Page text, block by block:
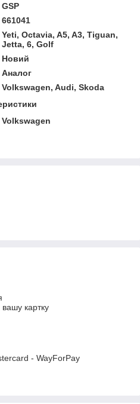
GSP
661041
Yeti, Octavia, A5, A3, Tiguan,
Jetta, 6, Golf
Новий
Аналог
Volkswagen, Audi, Skoda
Volkswagen
картку
- WayForPay